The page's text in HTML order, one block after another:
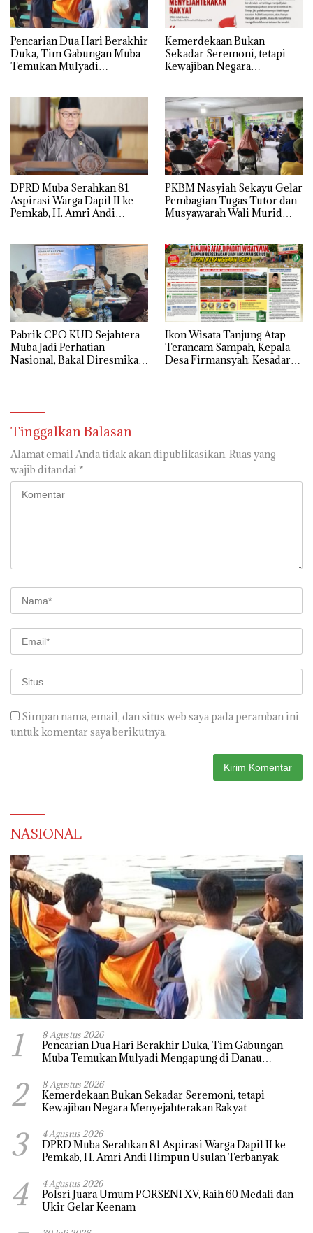
Pencarian Dua Hari Berakhir
Duka, Tim Gabungan Muba
Temukan Mulyadi
Kemerdekaan Bukan
Sekadar Seremoni, tetapi
Kewajiban Negara
DPRD Muba Serahkan 81
Aspirasi Warga Dapil II ke
Pemkab, H. Amri Andi
PKBM Nasyiah Sekayu Gelar
Pembagian Tugas Tutor dan
Musyawarah Wali Murid
Pabrik CPO KUD Sejahtera
Muba Jadi Perhatian
Nasional, Bakal Diresmikan
Ikon Wisata Tanjung Atap
Terancam Sampah, Kepala
Desa Firmansyah: Kesadaran
Tinggalkan Balasan
Alamat email Anda tidak akan dipublikasikan. Ruas yang
wajib ditandai *
Simpan nama, email, dan situs web saya pada peramban ini
untuk komentar saya berikutnya.
NASIONAL
1 8 Agustus 2026
Pencarian Dua Hari Berakhir Duka, Tim Gabungan
Muba Temukan Mulyadi Mengapung di Danau
2 8 Agustus 2026
Kemerdekaan Bukan Sekadar Seremoni, tetapi
Kewajiban Negara Menyejahterakan Rakyat
3 4 Agustus 2026
DPRD Muba Serahkan 81 Aspirasi Warga Dapil II ke
Pemkab, H. Amri Andi Himpun Usulan Terbanyak
4 4 Agustus 2026
Polsri Juara Umum PORSENI XV, Raih 60 Medali dan
Ukir Gelar Keenam